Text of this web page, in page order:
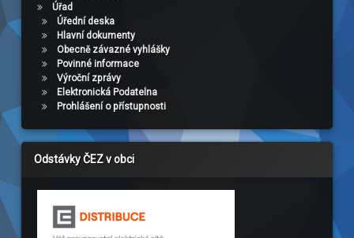
Úřad
Úřední deska
Hlavní dokumenty
Obecně závazné vyhlášky
Povinné informace
Výroční zprávy
Elektronická Podatelna
Prohlášení o přístupnosti
Odstávky ČEZ v obci